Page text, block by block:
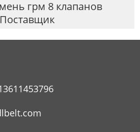
грм 8 клапанов
Поставщик